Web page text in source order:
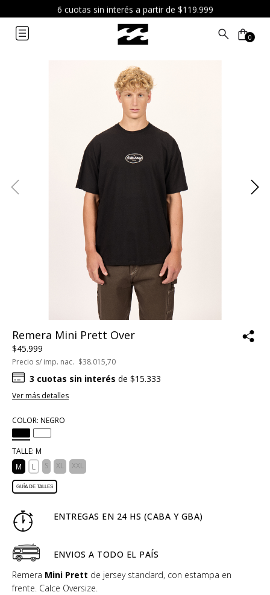
6 cuotas sin interés a partir de $119.999
0
Remera Mini Prett Over
$45.999
Precio s/ imp. nac. $38.015,70
3 cuotas sin interés de $15.333
Ver más detalles
COLOR: NEGRO
TALLE: M
M
L S XL XXL
GUÍA DE TALLES
ENTREGAS EN 24 HS (CABA Y GBA)
ENVIOS A TODO EL PAÍS
Remera Mini Prett de jersey standard, con estampa en
frente. Calce Oversize.